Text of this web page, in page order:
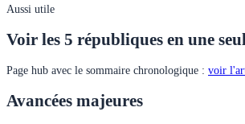
Aussi utile
Voir les 5 républiques en une
Page hub avec le sommaire chronologique : voir
Avancées majeures